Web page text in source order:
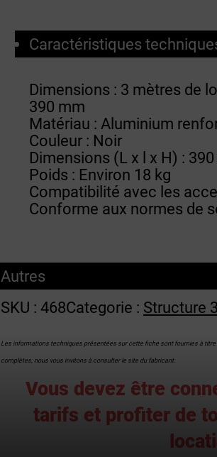
Caractéristiques
Dimensions : 3 mètres de
390 mm
Matériau : Aluminium
Couleur : Noir
Dimensions (L x l x H) :
Poids : Environ 18 kg
Compatibilité avec les
Conforme aux normes de
Autres
SKU : 468Categorie : Structure
Les informations techniques présentées sur cette fiche sont fournies à
complètes, nous vous invitons à consulter le site du fabricant.
Vous devez être
tarifs et profiter de